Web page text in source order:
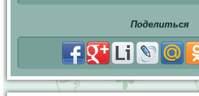
Поделиться